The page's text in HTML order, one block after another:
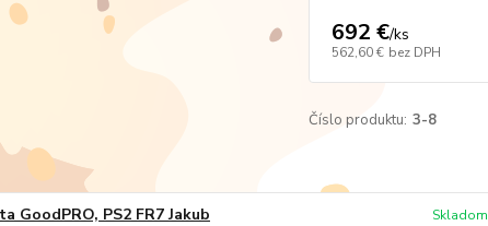
692 €/ks
562,60 € bez DPH
Číslo produktu: 3-8
GoodPRO, PS2 FR7 Jakub
Skladom